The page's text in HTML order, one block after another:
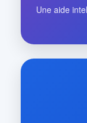
Une aide